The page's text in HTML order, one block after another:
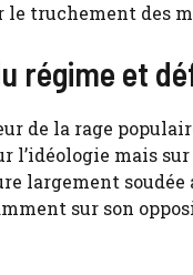
le truchement des
régime et
de la rage
l’idéologie mais
largement
sur son